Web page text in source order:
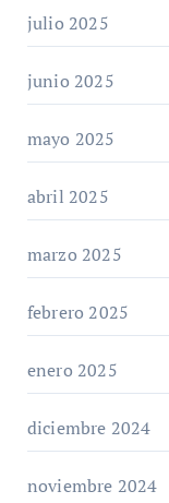
julio 2025
junio 2025
mayo 2025
abril 2025
marzo 2025
febrero 2025
enero 2025
diciembre 2024
noviembre 2024